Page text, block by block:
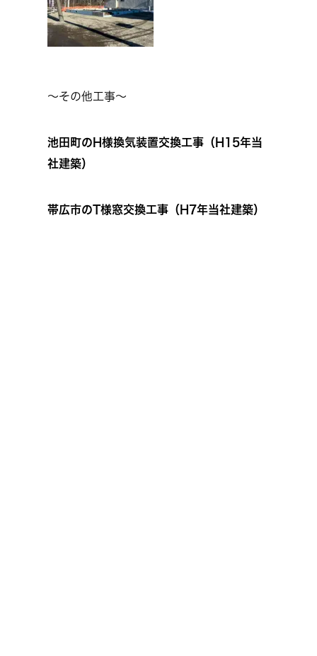
～その他工事～
池田町のH様換気装置交換工事（H15年当
社建築）
帯広市のT様窓交換工事（H7年当社建築）